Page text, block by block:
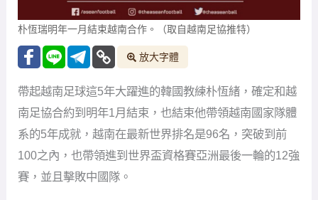
朴恆瑞明年一月結束越南合作。（取自越南足協推特）
放大字體
帶起越南足球這5年大躍進的韓國教練朴恆緒，確定和越
南足協合約到明年1月結束，也結束他帶領越南國家隊體
系的5年成就，越南在最新世界排名是96名，突破到前
100之內，也帶領進到世界盃資格賽亞洲最後一輪的12強
賽，並且擊敗中國隊。